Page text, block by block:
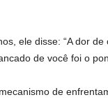
ele disse: “A dor
de você foi o
de